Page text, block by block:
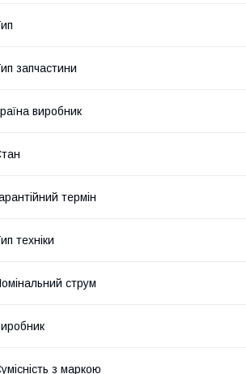
запчастини
виробник
термін
техніки
струм
з маркою